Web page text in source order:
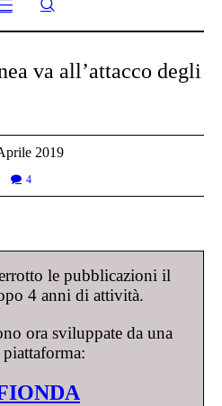
va all’attacco degli
2019
4
le pubblicazioni il
4 anni di attività.
ora sviluppate da una